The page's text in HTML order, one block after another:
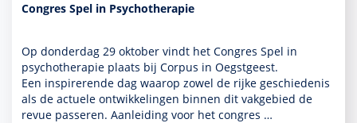
Congres Spel in Psychotherapie
Op donder­dag 29 oktober vindt het Congres Spel in
psycho­thera­pie plaats bij Corpus in Oegstgeest.
Een inspirerende dag waarop zowel de rijke geschiedenis
als de actuele ont­wikke­lingen binnen dit vakgebied de
revue passeren. Aanleiding voor het congres …